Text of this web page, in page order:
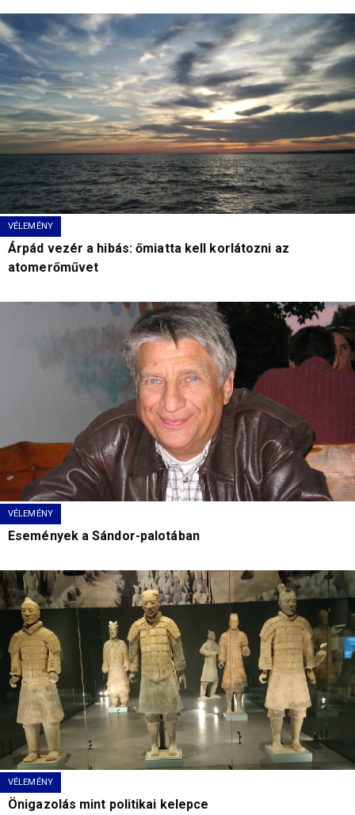
VÉLEMÉNY
Árpád vezér a hibás: őmiatta kell korlátozni az
atomerőművet
VÉLEMÉNY
Események a Sándor-palotában
VÉLEMÉNY
Önigazolás mint politikai kelepce